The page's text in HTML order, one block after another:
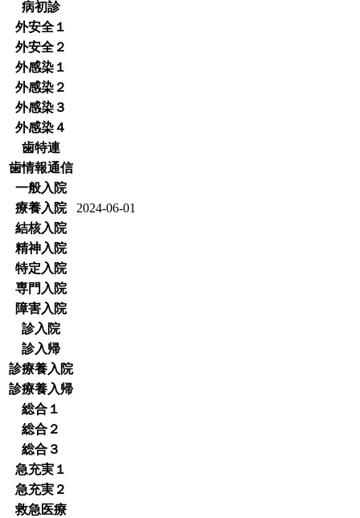
病初診
外安全１
外安全２
外感染１
外感染２
外感染３
外感染４
歯特連
歯情報通信
一般入院
療養入院
2024-06-01
結核入院
精神入院
特定入院
専門入院
障害入院
診入院
診入帰
診療養入院
診療養入帰
総合１
総合２
総合３
急充実１
急充実２
救急医療